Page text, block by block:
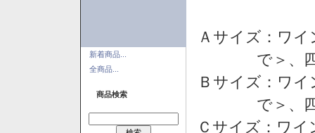
新着商品...
全商品...
商品検索
Ａサイズ：ワ
で＞、
Ｂサイズ：ワ
で＞、
Ｃサイズ：ワイ